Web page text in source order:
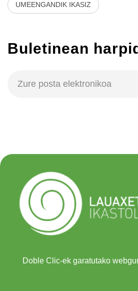
UMEENGANDIK IKASIZ
Buletinean
Doble Clic-ek garatutako